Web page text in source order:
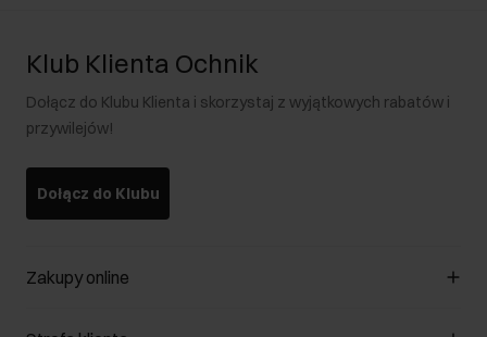
Klub Klienta Ochnik
Dołącz do Klubu Klienta i skorzystaj z wyjątkowych rabatów i
przywilejów!
Dołącz do Klubu
Zakupy online
Zarządzaj cookies